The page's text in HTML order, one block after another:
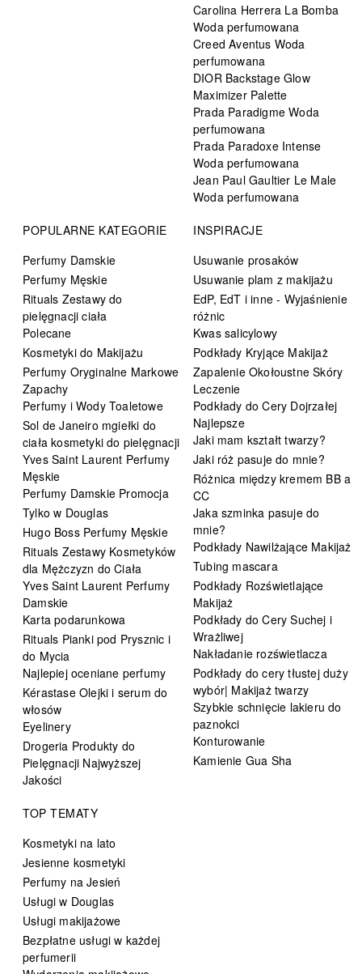
Carolina Herrera La Bomba
Woda perfumowana
Creed Aventus Woda
perfumowana
DIOR Backstage Glow
Maximizer Palette
Prada Paradigme Woda
perfumowana
Prada Paradoxe Intense
Woda perfumowana
Jean Paul Gaultier Le Male
Woda perfumowana
POPULARNE KATEGORIE
Perfumy Damskie
Perfumy Męskie
Rituals Zestawy do
pielęgnacji ciała
Polecane
Kosmetyki do Makijażu
Perfumy Oryginalne Markowe
Zapachy
Perfumy i Wody Toaletowe
Sol de Janeiro mgiełki do
ciała kosmetyki do pielęgnacji
Yves Saint Laurent Perfumy
Męskie
Perfumy Damskie Promocja
Tylko w Douglas
Hugo Boss Perfumy Męskie
Rituals Zestawy Kosmetyków
dla Mężczyzn do Ciała
Yves Saint Laurent Perfumy
Damskie
Karta podarunkowa
Rituals Pianki pod Prysznic i
do Mycia
Najlepiej oceniane perfumy
Kérastase Olejki i serum do
włosów
Eyelinery
Drogeria Produkty do
Pielęgnacji Najwyższej
Jakości
INSPIRACJE
Usuwanie prosaków
Usuwanie plam z makijażu
EdP, EdT i inne - Wyjaśnienie
różnic
Kwas salicylowy
Podkłady Kryjące Makijaż
Zapalenie Okołoustne Skóry
Leczenie
Podkłady do Cery Dojrzałej
Najlepsze
Jaki mam kształt twarzy?
Jaki róż pasuje do mnie?
Różnica między kremem BB a
CC
Jaka szminka pasuje do
mnie?
Podkłady Nawilżające Makijaż
Tubing mascara
Podkłady Rozświetlające
Makijaż
Podkłady do Cery Suchej i
Wrażliwej
Nakładanie rozświetlacza
Podkłady do cery tłustej duży
wybór| Makijaż twarzy
Szybkie schnięcie lakieru do
paznokci
Konturowanie
Kamienie Gua Sha
TOP TEMATY
Kosmetyki na lato
Jesienne kosmetyki
Perfumy na Jesień
Usługi w Douglas
Usługi makijażowe
Bezpłatne usługi w każdej
perfumerii